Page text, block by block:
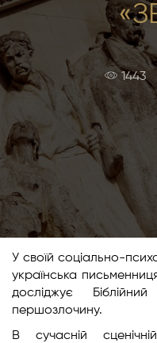
1443
У своїй соціально-
українська
досліджує
першозлочину.
В сучасній